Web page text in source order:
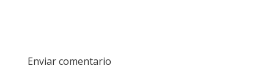
Enviar comentario